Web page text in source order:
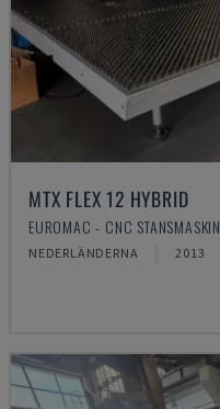
MTX FLEX 12 HYBRID
EUROMAC - CNC STANSMASKIN
NEDERLÄNDERNA 2013